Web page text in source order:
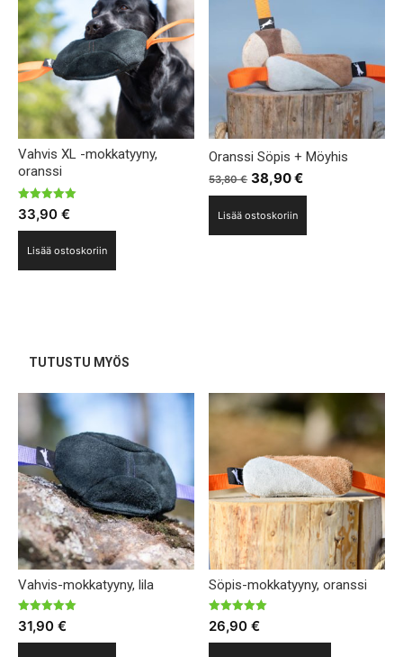
Vahvis XL -mokkatyyny,
oranssi
Arvostelu
tuotteesta:
5.00
33,90 €
Lisää ostoskoriin
Oranssi Söpis + Möyhis
53,80€ Alkuperäinen
hinta
oli:
38,90€Nykyinen
hinta
Lisää ostoskoriin
TUTUSTU MYÖS
Vahvis-mokkatyyny, lila
Arvostelu
tuotteesta:
5.00
31,90 €
Söpis-mokkatyyny, oranssi
Arvostelu
tuotteesta:
5.00
26,90€